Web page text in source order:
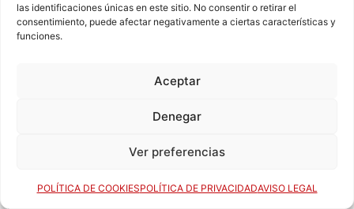
las identificaciones únicas en este sitio. No consentir o retirar el
consentimiento, puede afectar negativamente a ciertas características y
funciones.
Aceptar
Denegar
Ver preferencias
POLÍTICA DE COOKIESPOLÍTICA DE PRIVACIDADAVISO LEGAL
TEMPORADA 2003-04
TEMPORADA 2003-04